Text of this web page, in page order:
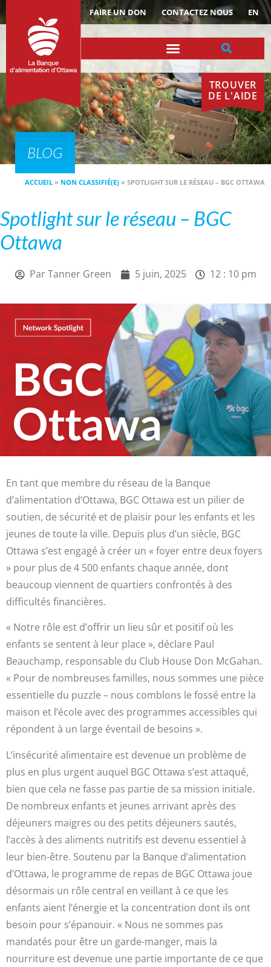
FAIRE UN DON CONTACTEZ NOUS EN
TROUVER
DE L'AIDE
BLOG
ACCUEIL » NON CLASSIFIÉ(E) » SPOTLIGHT SUR LE RÉSEAU – BGC OTTAWA
Spotlight sur le réseau – BGC
Ottawa
ParTanner Green 5 juin, 2025 12 : 10 pm
En tant que membre du réseau de la Banque
d’alimentation d’Ottawa, BGC Ottawa est un pilier de
soutien, de sécurité et de plaisir pour les enfants et les
jeunes de toute la ville. Depuis plus d’un siècle, BGC
Ottawa s’est engagé à créer un « foyer entre deux foyers
» pour plus de 4 500 enfants chaque année, dont
beaucoup viennent de quartiers confrontés à des
difficultés financières.
« Notre rôle est d’offrir un lieu sûr et positif où les
enfants se sentent à leur place », déclare Paul
Beauchamp, responsable du Club House Don McGahan.
« Pour de nombreuses familles, nous sommes une pièce
essentielle du puzzle – nous comblons le fossé entre la
maison et l’école avec des programmes accessibles qui
répondent à un large éventail de besoins ».
L’insécurité alimentaire est devenue un problème de
plus en plus urgent auquel BGC Ottawa s’est attaqué,
bien que cela ne fasse pas partie de sa mission initiale.
De nombreux enfants et jeunes arrivant après des
déjeuners maigres ou des petits déjeuners sautés,
l’accès à des aliments nutritifs est devenu essentiel à
leur bien-être. Soutenu par la Banque d’alimentation
d’Ottawa, le programme de repas de BGC Ottawa joue
désormais un rôle central en veillant à ce que les
enfants aient l’énergie et la concentration dont ils ont
besoin pour s’épanouir. « Nous ne sommes pas
mandatés pour être un garde-manger, mais la
nourriture est devenue une partie importante de ce que